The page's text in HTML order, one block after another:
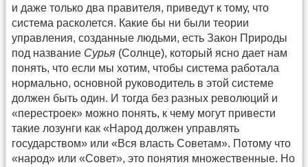
и даже только два правителя, приведут к тому, что
система расколется. Какие бы ни были теории
управления, созданные людьми, есть Закон Природы
под название Сурья (Солнце), который ясно дает нам
понять, что если мы хотим, чтобы система работала
нормально, основной руководитель в этой системе
должен быть один. И тогда без разных революций и
«перестроек» можно понять, к чему могут привести
такие лозунги как «Народ должен управлять
государством» или «Вся власть Советам». Потому что
«народ» или «Совет», это понятия множественные. Но